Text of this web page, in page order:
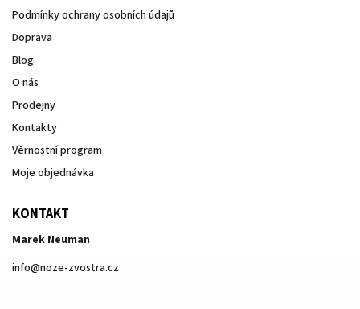
Podmínky ochrany osobních údajů
Doprava
Blog
O nás
Prodejny
Kontakty
Věrnostní program
Moje objednávka
KONTAKT
Marek Neuman
info@noze-zvostra.cz